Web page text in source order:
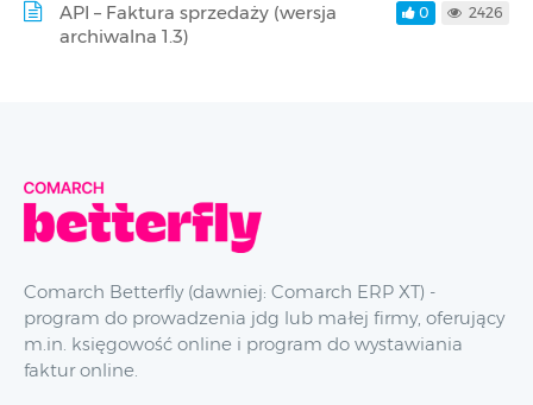
API – Faktura sprzedaży (wersja
archiwalna 1.3)
0 2426
Comarch Betterfly (dawniej: Comarch ERP XT) -
program do prowadzenia jdg lub małej firmy, oferujący
m.in. księgowość online i program do wystawiania
faktur online.